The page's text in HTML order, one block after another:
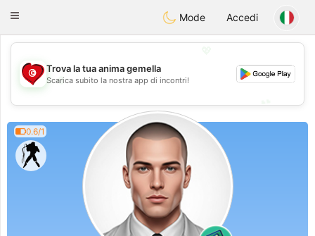
Tunisia Dating
Toggle
Mode Accedi
💖
💕
Trova la tua anima gemella
Scarica subito la nostra app di incontri!
0.6/1